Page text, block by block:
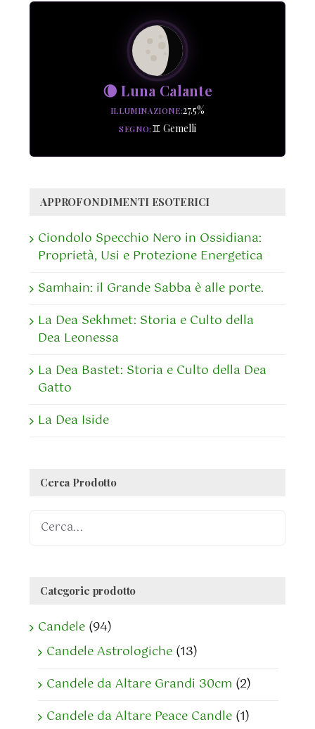
🌘 Luna Calante
ILLUMINAZIONE 27.5%
SEGNO ♊ Gemelli
APPROFONDIMENTI ESOTERICI
Ciondolo Specchio Nero in Ossidiana:
Proprietà, Usi e Protezione Energetica
Samhain: il Grande Sabba è alle porte.
La Dea Sekhmet: Storia e Culto della
Dea Leonessa
La Dea Bastet: Storia e Culto della Dea
Gatto
La Dea Iside
Cerca Prodotto
Categorie prodotto
Candele (94)
Candele Astrologiche (13)
Candele da Altare Grandi 30cm (2)
Candele da Altare Peace Candle (1)